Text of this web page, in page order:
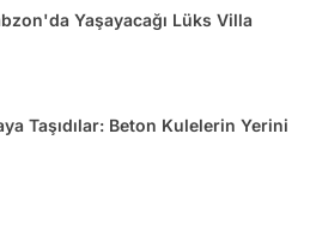
Yaşayacağı Lüks Villa
Taşıdılar: Beton Kulelerin Yerini